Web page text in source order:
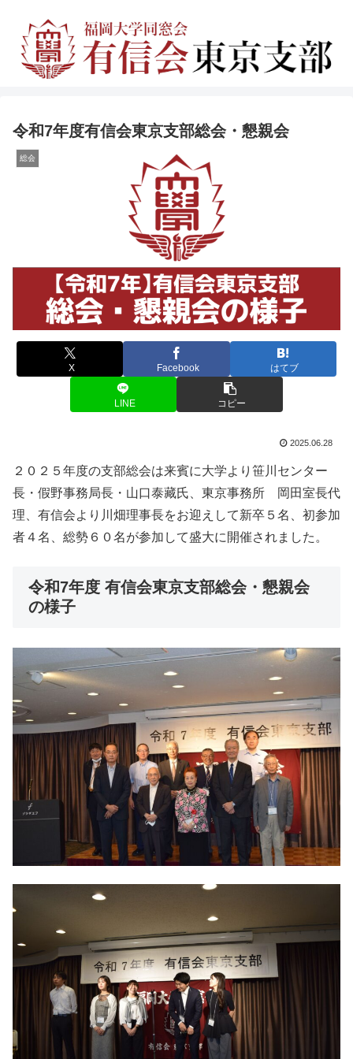
令和7年度有信会東京支部総会・懇親会
総会
X Facebook はてブ
LINE コピー
2025.06.28
２０２５年度の支部総会は来賓に大学より笹川センター
長・假野事務局長・山口泰藏氏、東京事務所 岡田室長代
理、有信会より川畑理事長をお迎えして新卒５名、初参加
者４名、総勢６０名が参加して盛大に開催されました。
令和7年度 有信会東京支部総会・懇親会
の様子